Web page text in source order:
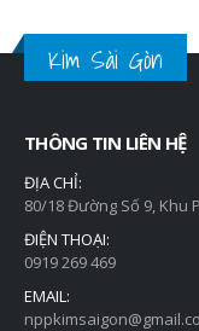
22.000
Kim Sài Gòn
THÔNG TIN LIÊN HỆ
ĐỊA CHỈ:
80/18 Đường Số 9, Khu
ĐIỆN THOẠI:
0919 269 469
EMAIL: